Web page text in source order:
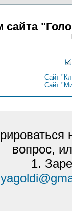
Сайт
Сайт
вопрос,
1.